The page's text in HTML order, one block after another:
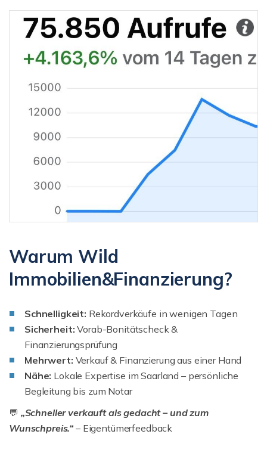
Warum Wild
Immobilien&Finanzierung?
Schnelligkeit: Rekordverkäufe in wenigen Tagen
Sicherheit: Vorab-Bonitätscheck &
Finanzierungsprüfung
Mehrwert: Verkauf & Finanzierung aus einer Hand
Nähe: Lokale Expertise im Saarland – persönliche
Begleitung bis zum Notar
💬 „Schneller verkauft als gedacht – und zum
Wunschpreis.“ – Eigentümerfeedback